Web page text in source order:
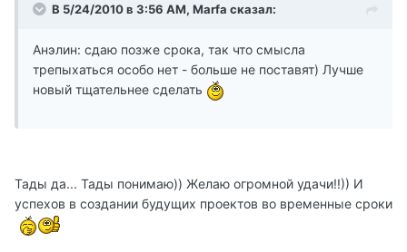
В 5/24/2010 в 3:56 AM, Marfa сказал:
Анэлин: сдаю позже срока, так что смысла
трепыхаться особо нет - больше не поставят) Лучше
новый тщательнее сделать
Тады да... Тады понимаю)) Желаю огромной удачи!!)) И
успехов в создании будущих проектов во временные сроки